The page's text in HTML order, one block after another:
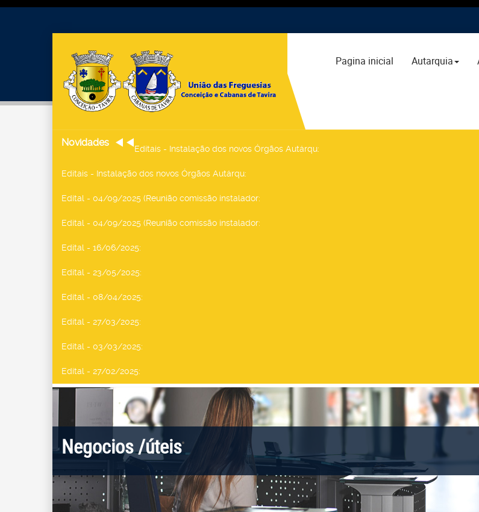
Pagina inicial Autarquia
Novidades
Editais - Instalação dos novos Órgãos Autárqu:
Editais - Instalação dos novos Órgãos Autárqu:
Edital - 04/09/2025 (Reunião comissão instalador:
Edital - 04/09/2025 (Reunião comissão instalador:
Edital - 16/06/2025:
Edital - 23/05/2025:
Edital - 08/04/2025:
Edital - 27/03/2025:
Edital - 03/03/2025:
Edital - 27/02/2025:
Negocios /úteis